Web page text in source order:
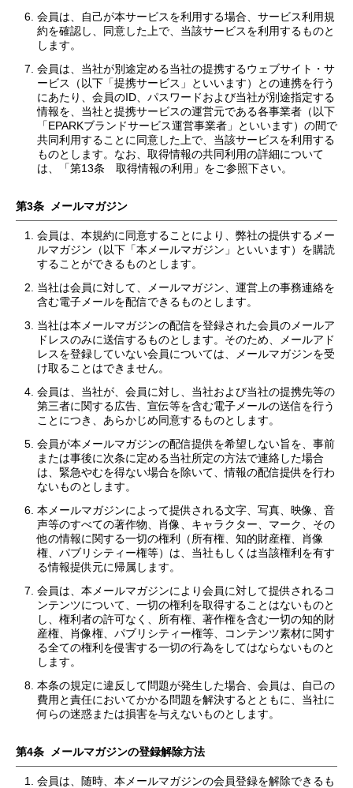
会員は、自己が本サービスを利用する場合、サービス利用規
約を確認し、同意した上で、当該サービスを利用するものと
します。
会員は、当社が別途定める当社の提携するウェブサイト・サ
ービス（以下「提携サービス」といいます）との連携を行う
にあたり、会員のID、パスワードおよび当社が別途指定する
情報を、当社と提携サービスの運営元である各事業者（以下
「EPARKブランドサービス運営事業者」といいます）の間で
共同利用することに同意した上で、当該サービスを利用する
ものとします。なお、取得情報の共同利用の詳細について
は、「第13条 取得情報の利用」をご参照下さい。
第3条 メールマガジン
会員は、本規約に同意することにより、弊社の提供するメー
ルマガジン（以下「本メールマガジン」といいます）を購読
することができるものとします。
当社は会員に対して、メールマガジン、運営上の事務連絡を
含む電子メールを配信できるものとします。
当社は本メールマガジンの配信を登録された会員のメールア
ドレスのみに送信するものとします。そのため、メールアド
レスを登録していない会員については、メールマガジンを受
け取ることはできません。
会員は、当社が、会員に対し、当社および当社の提携先等の
第三者に関する広告、宣伝等を含む電子メールの送信を行う
ことにつき、あらかじめ同意するものとします。
会員が本メールマガジンの配信提供を希望しない旨を、事前
または事後に次条に定める当社所定の方法で連絡した場合
は、緊急やむを得ない場合を除いて、情報の配信提供を行わ
ないものとします。
本メールマガジンによって提供される文字、写真、映像、音
声等のすべての著作物、肖像、キャラクター、マーク、その
他の情報に関する一切の権利（所有権、知的財産権、肖像
権、パブリシティー権等）は、当社もしくは当該権利を有す
る情報提供元に帰属します。
会員は、本メールマガジンにより会員に対して提供されるコ
ンテンツについて、一切の権利を取得することはないものと
し、権利者の許可なく、所有権、著作権を含む一切の知的財
産権、肖像権、パブリシティー権等、コンテンツ素材に関す
る全ての権利を侵害する一切の行為をしてはならないものと
します。
本条の規定に違反して問題が発生した場合、会員は、自己の
費用と責任においてかかる問題を解決するとともに、当社に
何らの迷惑または損害を与えないものとします。
第4条 メールマガジンの登録解除方法
会員は、随時、本メールマガジンの会員登録を解除できるも